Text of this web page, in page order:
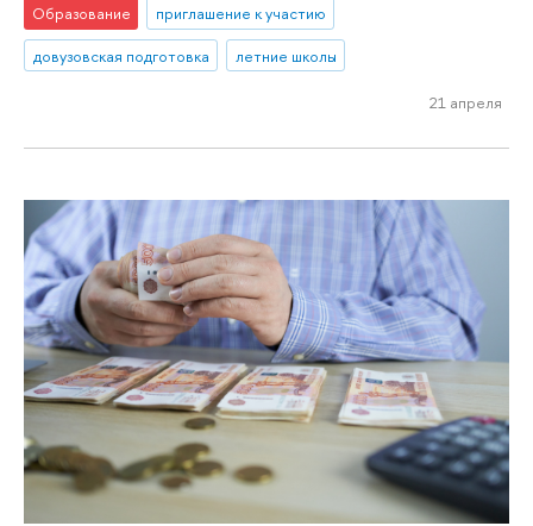
Образование
приглашение к участию
довузовская подготовка
летние школы
21 апреля